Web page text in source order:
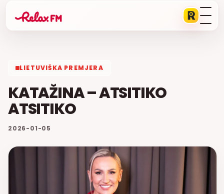
LIETUVIŠKA PREMJERA
KATAŽINA – ATSITIKO
ATSITIKO
2026-01-05